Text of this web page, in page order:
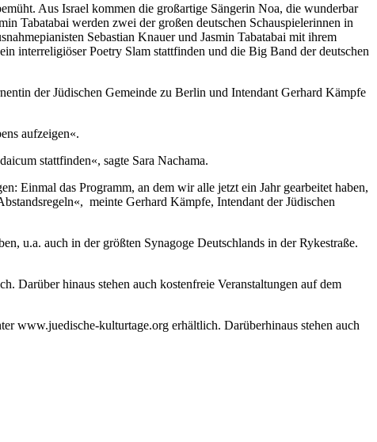
Aus Israel kommen die großartige Sängerin Noa, die wunderbar
Tabatabai werden zwei der großen deutschen Schauspielerinnen in
Sebastian Knauer und Jasmin Tabatabai mit ihrem
interreligiöser Poetry Slam stattfinden und die Big Band der deutschen
der Jüdischen Gemeinde zu Berlin und Intendant Gerhard Kämpfe
aufzeigen«.
stattfinden«, sagte Sara Nachama.
Einmal das Programm, an dem wir alle jetzt ein Jahr gearbeitet haben,
meinte Gerhard Kämpfe, Intendant der Jüdischen
u.a. auch in der größten Synagoge Deutschlands in der Rykestraße.
Darüber hinaus stehen auch kostenfreie Veranstaltungen auf dem
www.juedische-kulturtage.org erhältlich. Darüberhinaus stehen auch